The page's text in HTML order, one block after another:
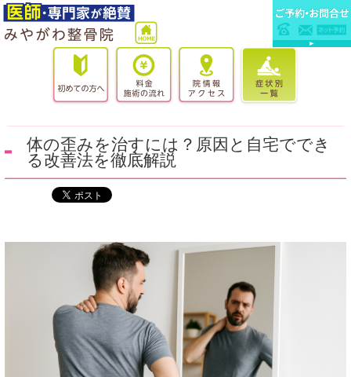
体の歪みを治すには？原因と自宅ででき
る改善法を徹底解説